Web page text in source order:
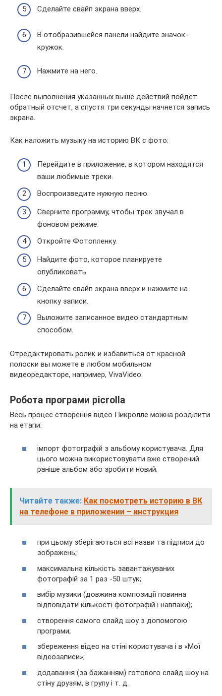
Сделайте свайп экрана вверх.
В отобразившейся панели найдите значок-
кружок.
Нажмите на него.
После выполнения указанных выше действий пойдет
обратный отсчет, а спустя три секунды начнется запись
экрана.
Как наложить музыку на историю ВК с фото:
Перейдите в приложение, в котором находятся
ваши любимые треки.
Воспроизведите нужную песню.
Сверните программу, чтобы трек звучал в
фоновом режиме.
Откройте Фотопленку.
Найдите фото, которое планируете
опубликовать.
Сделайте свайп экрана вверх и нажмите на
кнопку записи.
Выложите записанное видео стандартным
способом.
Отредактировать ролик и избавиться от красной
полоски вы можете в любом мобильном
видеоредакторе, например, VivaVideo.
Робота програми picrolla
Весь процес створення відео Пикролле можна розділити
на етапи:
імпорт фотографій з альбому користувача. Для
цього можна використовувати вже створений
раніше альбом або зробити новий;
Читайте также: Как посмотреть историю в ВК
на телефоне в приложении – инструкция
при цьому зберігаються всі назви та підписи до
зображень;
максимальна кількість завантажуваних
фотографій за 1 раз -50 штук;
вибір музики (довжина композиції повинна
відповідати кількості фотографій і навпаки);
створення самого слайд шоу з допомогою
програми;
збереження відео на стіні користувача і в «Мої
відеозаписи»;
додавання (за бажанням) готового слайд шоу на
стіну друзям, в групу і т. д.